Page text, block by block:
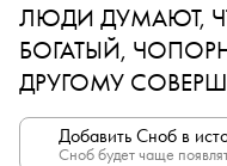
ЛЮДИ ДУМАЮТ,
БОГАТЫЙ,
ДРУГОМУ
Добавить Сноб в
Сноб будет чаще